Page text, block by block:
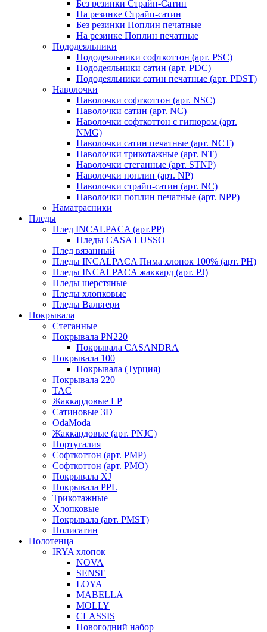
Без резинки Страйп-Сатин
На резинке Страйп-сатин
Без резинки Поплин печатные
На резинке Поплин печатные
Пододеяльники
Пододеяльники софткоттон (арт. PSC)
Пододеяльники сатин (арт. PDC)
Пододеяльники сатин печатные (арт. PDST)
Наволочки
Наволочки софткоттон (арт. NSC)
Наволочки сатин (арт. NC)
Наволочки софткоттон с гипюром (арт.
NMG)
Наволочки сатин печатные (арт. NCT)
Наволочки трикотажные (арт. NT)
Наволочки стеганные (арт. STNP)
Наволочки поплин (арт. NP)
Наволочки страйп-сатин (арт. NC)
Наволочки поплин печатные (арт. NPP)
Наматрасники
Пледы
Плед INCALPACA (арт.PP)
Пледы CASA LUSSO
Плед вязанный
Пледы INCALPACA Пима хлопок 100% (арт. PH)
Пледы INCALPACA жаккард (арт. PJ)
Пледы шерстяные
Пледы хлопковые
Пледы Вальтери
Покрывала
Стеганные
Покрывала PN220
Покрывала CASANDRA
Покрывала 100
Покрывала (Турция)
Покрывала 220
TAC
Жаккардовые LP
Сатиновые 3D
OdaModa
Жаккардовые (арт. PNJC)
Португалия
Софткоттон (арт. PMP)
Софткоттон (арт. PMO)
Покрывала XJ
Покрывала PPL
Трикотажные
Хлопковые
Покрывала (арт. PMST)
Полисатин
Полотенца
IRYA хлопок
NOVA
SENSE
LOYA
MABELLA
MOLLY
CLASSIS
Новогодний набор